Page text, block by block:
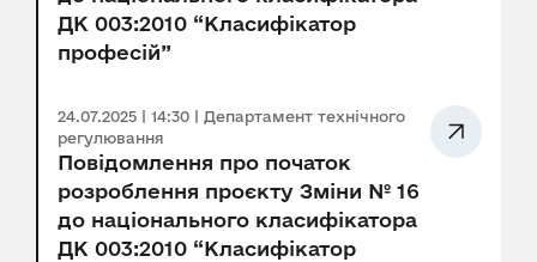
ДК 003:2010 “Класифікатор
професій”
24.07.2025 | 14:30 | Департамент технічного
регулювання
Повідомлення про початок
розроблення проєкту Зміни № 16
до національного класифікатора
ДК 003:2010 “Класифікатор